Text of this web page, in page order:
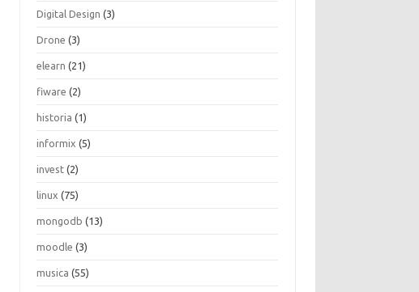
Digital Design (3)
Drone (3)
elearn (21)
fiware (2)
historia (1)
informix (5)
invest (2)
linux (75)
mongodb (13)
moodle (3)
musica (55)